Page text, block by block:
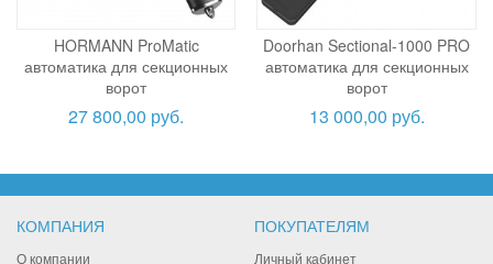
HORMANN ProMatic
автоматика для секционных
ворот
27 800,00 руб.
Doorhan Sectional-1000 PRO
автоматика для секционных
ворот
13 000,00 руб.
КОМПАНИЯ
О компании
ПОКУПАТЕЛЯМ
Личный кабинет